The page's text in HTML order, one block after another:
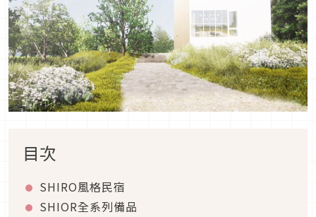
目次
SHIRO風格民宿
SHIOR全系列備品